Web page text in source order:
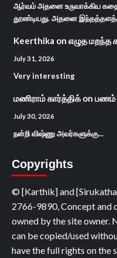
ஆர்வம் அதனை உருவாக்கிய
தூண்டியது. அதனை
Keerthika on எழுத மறந்த
July 31, 2026
Very interesting
மணிராம் கார்த்திக்on பணம்
July 30, 2026
நன்றி விஷ்ணு அவர்களுக்கு...
Copyrights
© [Karthik] and
2766-9890, Concept and
owned by the site owner.
can be copied/used
have the full rights on the